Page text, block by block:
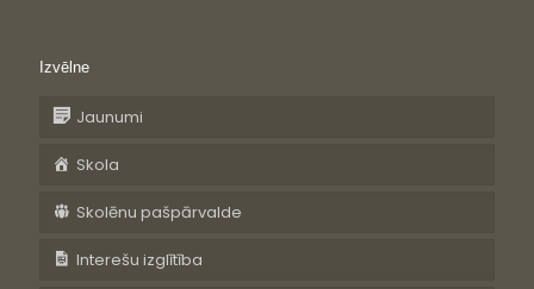
Izvēlne
Jaunumi
Skola
Skolēnu pašpārvalde
Interešu izglītība